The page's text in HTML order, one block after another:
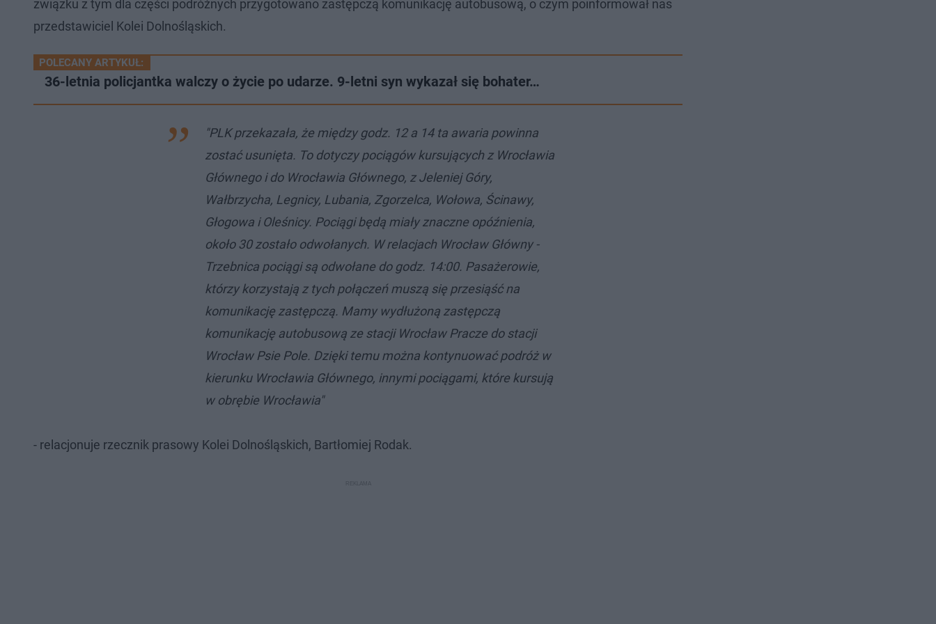
związku z tym dla części podróżnych przygotowano zastępczą komunikację autobusową, o czym poinformował nas
przedstawiciel Kolei Dolnośląskich.
POLECANY ARTYKUŁ:
36-letnia policjantka walczy o życie po udarze. 9-letni syn wykazał się bohater…
"PLK przekazała, że między godz. 12 a 14 ta awaria powinna
zostać usunięta. To dotyczy pociągów kursujących z Wrocławia
Głównego i do Wrocławia Głównego, z Jeleniej Góry,
Wałbrzycha, Legnicy, Lubania, Zgorzelca, Wołowa, Ścinawy,
Głogowa i Oleśnicy. Pociągi będą miały znaczne opóźnienia,
około 30 zostało odwołanych. W relacjach Wrocław Główny -
Trzebnica pociągi są odwołane do godz. 14:00. Pasażerowie,
którzy korzystają z tych połączeń muszą się przesiąść na
komunikację zastępczą. Mamy wydłużoną zastępczą
komunikację autobusową ze stacji Wrocław Pracze do stacji
Wrocław Psie Pole. Dzięki temu można kontynuować podróż w
kierunku Wrocławia Głównego, innymi pociągami, które kursują
w obrębie Wrocławia"
- relacjonuje rzecznik prasowy Kolei Dolnośląskich, Bartłomiej Rodak.